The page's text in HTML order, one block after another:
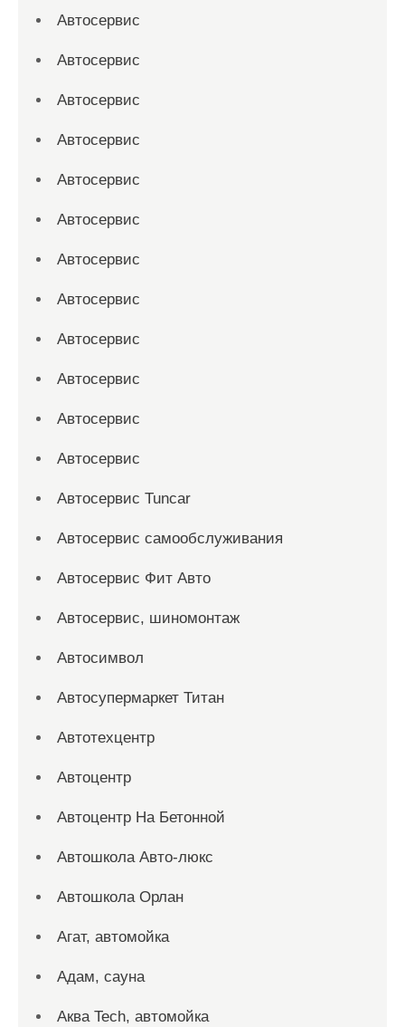
Автосервис
Автосервис
Автосервис
Автосервис
Автосервис
Автосервис
Автосервис
Автосервис
Автосервис
Автосервис
Автосервис
Автосервис
Автосервис Tuncar
Автосервис самообслуживания
Автосервис Фит Авто
Автосервис, шиномонтаж
Автосимвол
Автосупермаркет Титан
Автотехцентр
Автоцентр
Автоцентр На Бетонной
Автошкола Авто-люкс
Автошкола Орлан
Агат, автомойка
Адам, сауна
Аква Tech, автомойка